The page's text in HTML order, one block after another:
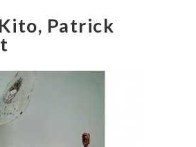
Patrick